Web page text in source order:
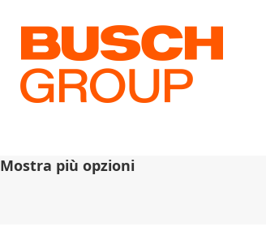
Pagina iniziale in Busch
corrente)
Risultati di ricerca per
Mostra più opzioni